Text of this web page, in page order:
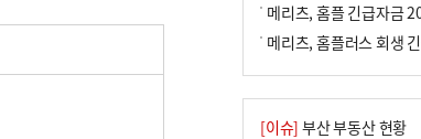
메리츠, 홈플 긴급자금
[이슈] 부산 부동산 현황